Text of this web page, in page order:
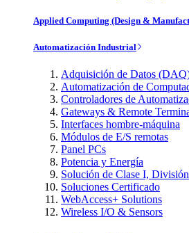
Applied Computing (Design &
Automatización Industrial
Adquisición de Datos
Automatización de
Controladores de
Gateways & Remote
Interfaces hombre-máquina
Módulos de E/S remotas
Panel PCs
Potencia y Energía
Solución de Clase I,
Soluciones Certificado
WebAccess+ Solutions
Wireless I/O & Sensors